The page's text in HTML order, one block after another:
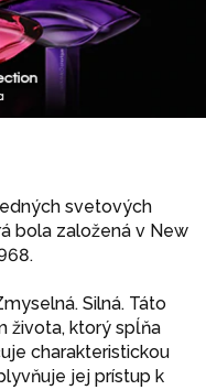
svetových
bola založená v New
Silná. Táto
života, ktorý spĺňa
charakteristickou
jej prístup k